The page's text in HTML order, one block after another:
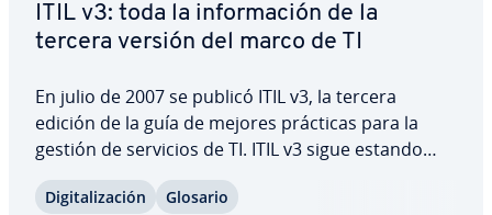
ITIL v3: toda la in­fo­r­ma­ción de la
tercera versión del marco de TI
En julio de 2007 se publicó ITIL v3, la tercera
edición de la guía de mejores prácticas para la
gestión de servicios de TI. ITIL v3 sigue estando
cue­n­tran los procesos es­tru­c­tu­ra­dos que describe
Di­gi­ta­li­za­ción Glosario